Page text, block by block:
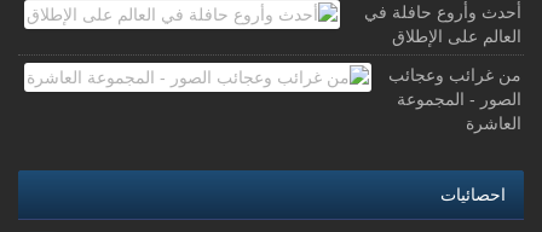
أحدث وأروع حافلة في
العالم على الإطلاق
من غرائب وعجائب
الصور - المجموعة
العاشرة
احصائيات